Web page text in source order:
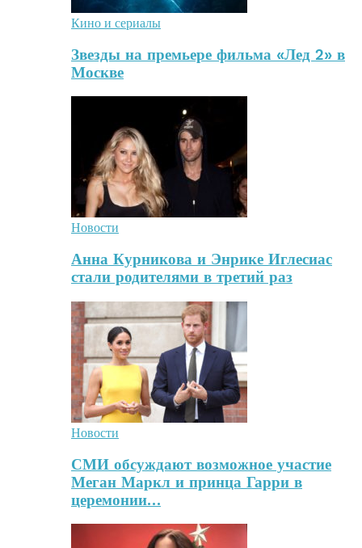
Кино и сериалы
Звезды на премьере фильма «Лед 2» в
Москве
Новости
Анна Курникова и Энрике Иглесиас
стали родителями в третий раз
Новости
СМИ обсуждают возможное участие
Меган Маркл и принца Гарри в
церемонии…